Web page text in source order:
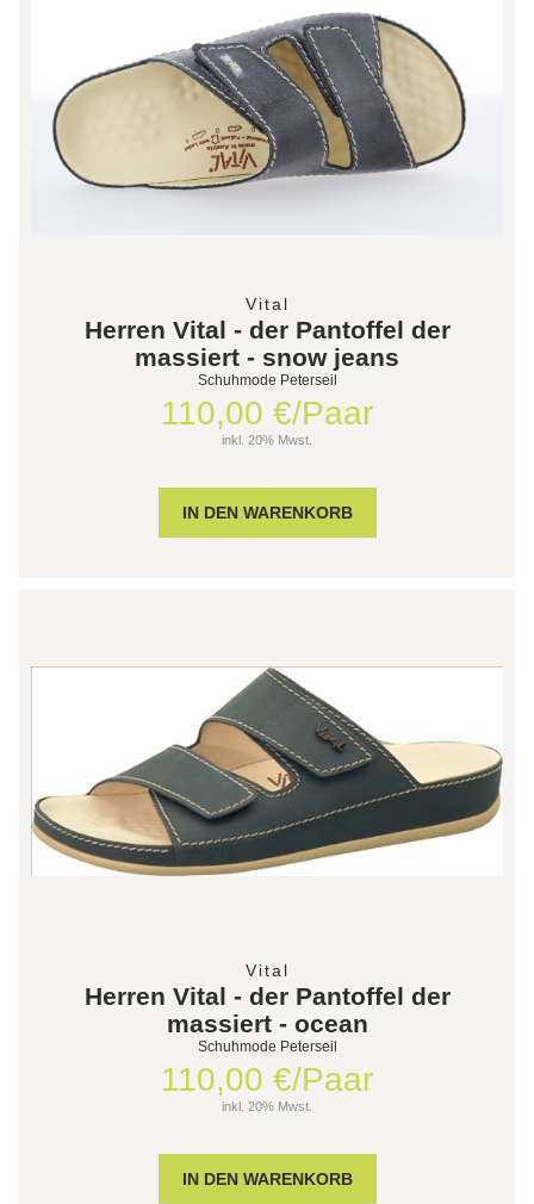
Vital
Herren Vital - der Pantoffel der
massiert - snow jeans
Schuhmode Peterseil
110,00 €/Paar
inkl. 20% Mwst.
Vital
Herren Vital - der Pantoffel der
massiert - ocean
Schuhmode Peterseil
110,00 €/Paar
inkl. 20% Mwst.